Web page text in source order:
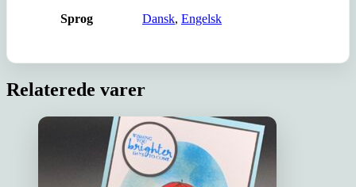
Sprog Dansk, Engelsk
Relaterede varer